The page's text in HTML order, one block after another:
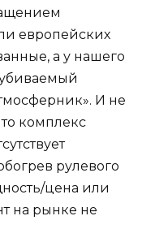
европейских
а у нашего
И не
комплекс
рулевого
цена или
на рынке не